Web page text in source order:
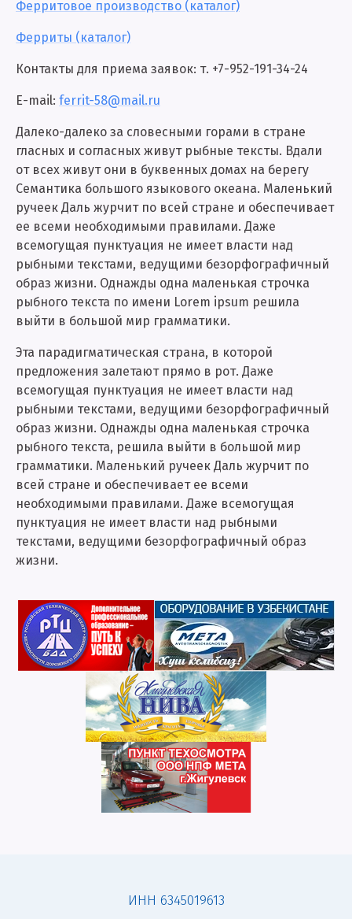
Ферритовое производство (каталог)
Ферриты (каталог)
Контакты для приема заявок: т. +7-952-191-34-24
E-mail: ferrit-58@mail.ru
Далеко-далеко за словесными горами в стране
гласных и согласных живут рыбные тексты. Вдали
от всех живут они в буквенных домах на берегу
Семантика большого языкового океана. Маленький
ручеек Даль журчит по всей стране и обеспечивает
ее всеми необходимыми правилами. Даже
всемогущая пунктуация не имеет власти над
рыбными текстами, ведущими безорфографичный
образ жизни. Однажды одна маленькая строчка
рыбного текста по имени Lorem ipsum решила
выйти в большой мир грамматики.
Эта парадигматическая страна, в которой
предложения залетают прямо в рот. Даже
всемогущая пунктуация не имеет власти над
рыбными текстами, ведущими безорфографичный
образ жизни. Однажды одна маленькая строчка
рыбного текста, решила выйти в большой мир
грамматики. Маленький ручеек Даль журчит по
всей стране и обеспечивает ее всеми
необходимыми правилами. Даже всемогущая
пунктуация не имеет власти над рыбными
текстами, ведущими безорфографичный образ
жизни.
ИНН 6345019613